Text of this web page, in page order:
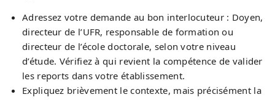
Adressez votre demande au bon interlocuteur : Doyen,
directeur de l’UFR, responsable de formation ou
directeur de l’école doctorale, selon votre niveau
d’étude. Vérifiez à qui revient la compétence de valider
les reports dans votre établissement.
Expliquez brièvement le contexte, mais précisément la